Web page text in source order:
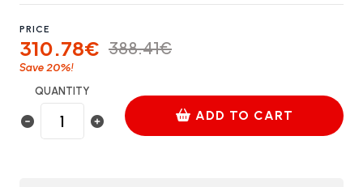
PRICE
310.78€ 388.41€
Save 20%!
QUANTITY
ADD TO CART